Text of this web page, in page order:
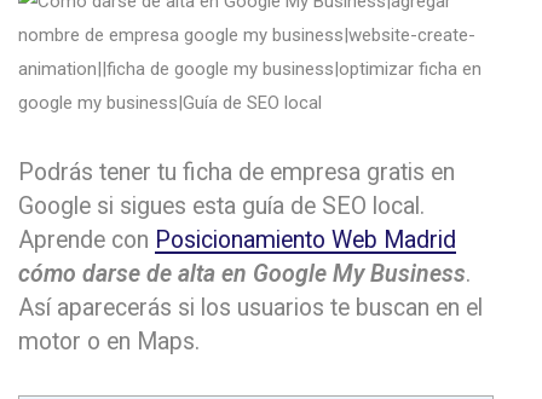
Podrás tener tu ficha de empresa gratis en
Google si sigues esta guía de SEO local.
Aprende con Posicionamiento Web Madrid
cómo darse de alta en Google My Business.
Así aparecerás si los usuarios te buscan en el
motor o en Maps.